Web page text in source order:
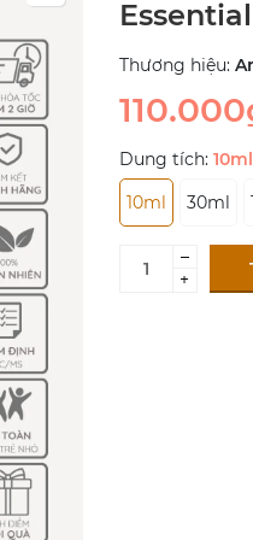
Thương hiệu:
Dung tích: 10ml
10ml
30ml
–
+